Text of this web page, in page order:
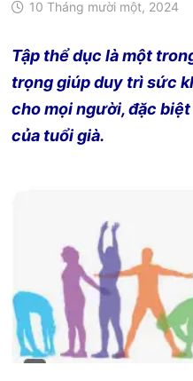
10 Tháng mười một, 2024
Tập thể dục là một
trọng giúp duy trì sức
cho mọi người, đặc
của tuổi già.